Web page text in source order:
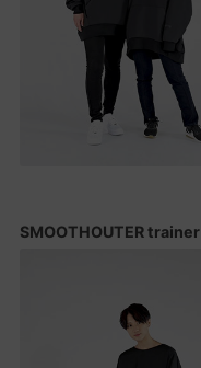
SMOOTHOUTER trainer